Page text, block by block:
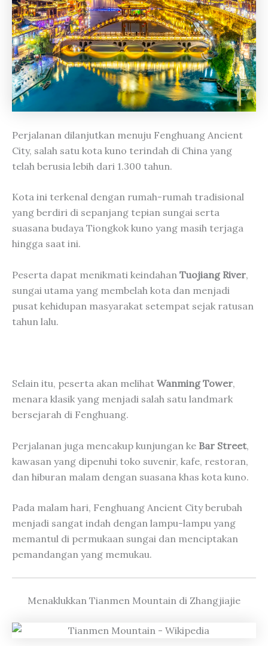
Perjalanan dilanjutkan menuju Fenghuang Ancient
City, salah satu kota kuno terindah di China yang
telah berusia lebih dari 1.300 tahun.
Kota ini terkenal dengan rumah-rumah tradisional
yang berdiri di sepanjang tepian sungai serta
suasana budaya Tiongkok kuno yang masih terjaga
hingga saat ini.
Peserta dapat menikmati keindahan Tuojiang River,
sungai utama yang membelah kota dan menjadi
pusat kehidupan masyarakat setempat sejak ratusan
tahun lalu.
Selain itu, peserta akan melihat Wanming Tower,
menara klasik yang menjadi salah satu landmark
bersejarah di Fenghuang.
Perjalanan juga mencakup kunjungan ke Bar Street,
kawasan yang dipenuhi toko suvenir, kafe, restoran,
dan hiburan malam dengan suasana khas kota kuno.
Pada malam hari, Fenghuang Ancient City berubah
menjadi sangat indah dengan lampu-lampu yang
memantul di permukaan sungai dan menciptakan
pemandangan yang memukau.
Menaklukkan Tianmen Mountain di Zhangjiajie